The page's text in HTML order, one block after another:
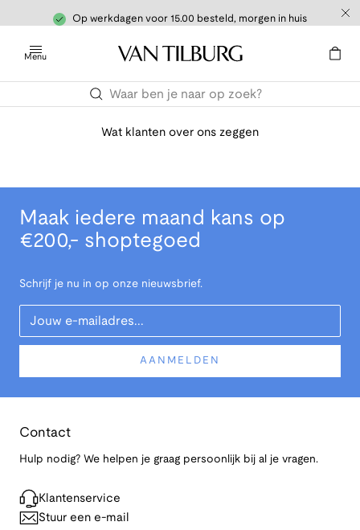
Op werkdagen voor 15.00 besteld, morgen in huis
Menu
Wat klanten over ons zeggen
Maak iedere maand kans op
€200,- shoptegoed
Schrijf je nu in op onze nieuwsbrief.
Your Email
AANMELDEN
Contact
Hulp nodig? We helpen je graag persoonlijk bij al je vragen.
Klantenservice
Stuur een e-mail